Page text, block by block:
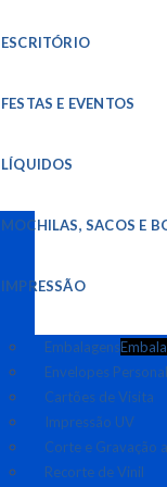
ESCRITÓRIO
FESTAS E EVENTOS
LÍQUIDOS
MOCHILAS, SACOS E
IMPRESSÃO
Embalagens
Envelopes
Cartões de Visita
Impressão UV
Corte e Gravação
Recorte de Vinil